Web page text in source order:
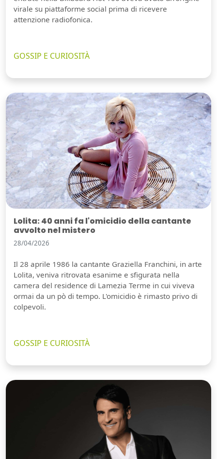
virale su piattaforme social prima di ricevere
attenzione radiofonica.
GOSSIP E CURIOSITÀ
Lolita: 40 anni fa l'omicidio della cantante
avvolto nel mistero
28/04/2026
Il 28 aprile 1986 la cantante Graziella Franchini, in arte
Lolita, veniva ritrovata esanime e sfigurata nella
camera del residence di Lamezia Terme in cui viveva
ormai da un pò di tempo. L'omicidio è rimasto privo di
colpevoli.
GOSSIP E CURIOSITÀ